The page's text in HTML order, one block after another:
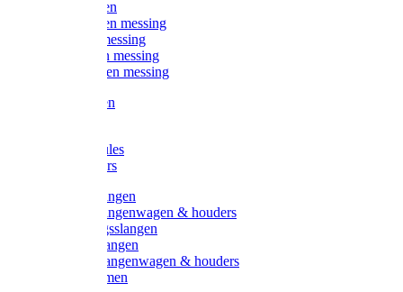
Kogelkranen
Koppelingen messing
Sproeiers messing
Tuinspuiten messing
Slangstukken messing
Handspuiten
Kunststoftules
Regenmeters
Overige slangen
Overige slangenwagen & houders
Beregeningsslangen
Gardena slangen
Gardena slangenwagen & houders
Slangklemmen